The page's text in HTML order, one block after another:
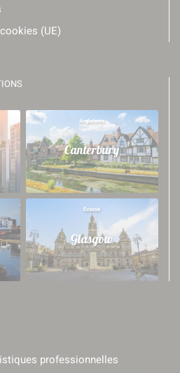
(UE)
Angleterre
Canterbury
Écosse
Glasgow
professionnelles